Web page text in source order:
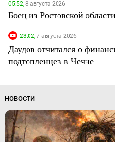
05:52,8 августа 2026
Боец из Ростовской
23:02,7 августа 2026
Даудов отчитался о
подтопленцев в Чечне
НОВОСТИ